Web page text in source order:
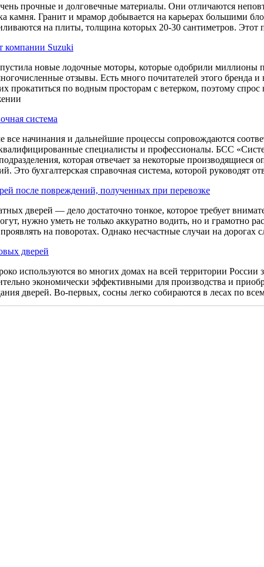
прочные и долговечные материалы. Они отличаются
камня. Гранит и мрамор добывается на карьерах большими
на плиты, толщина которых 20-30 сантиметров. Этот
компании Suzuki
новые лодочные моторы, которые одобрили миллионы
отзывы. Есть много почитателей этого бренда
прокатиться по водным просторам с ветерком, поэтому
система
все начинания и дальнейшие процессы сопровождаются
специалисты и профессионалы. БСС
которая отвечает за некоторые
Это бухгалтерская справочная система, которой руководят
после повреждений, полученных при перевозке
дверей — дело достаточно тонкое, которое требует
нужно уметь не только аккуратно водить, но и грамотно
на поворотах. Однако несчастные случаи на дорогах
дверей
используются во многих домах на всей территории России
экономически эффективными для производства и
дверей. Во-первых, сосны легко собираются в лесах по